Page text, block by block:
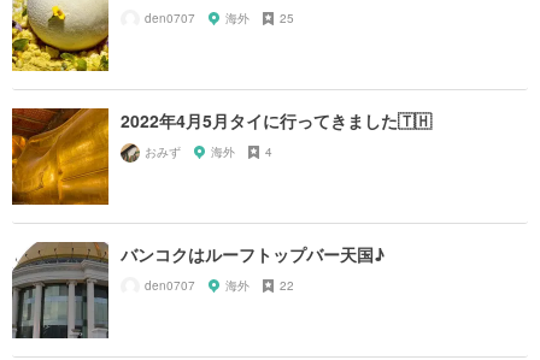
den0707 海外 25
2022年4月5月タイに行ってきました🇹🇭
おみず 海外 4
バンコクはルーフトップバー天国♪
den0707 海外 22